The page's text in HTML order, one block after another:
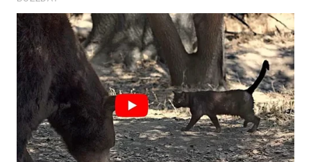
WN
TAPANULI
UTARA
WN
SAMOSIR
WN
PADANG